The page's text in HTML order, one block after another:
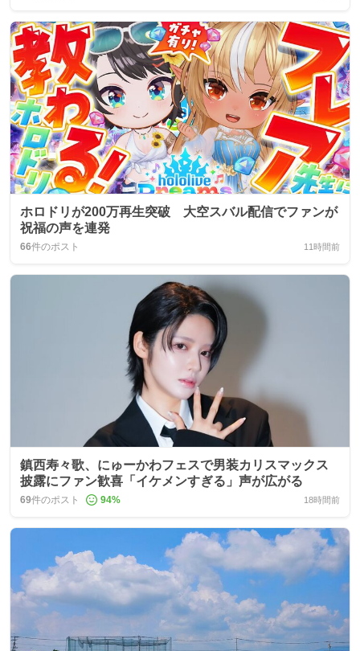
ホロドリが200万再生突破 大空スバル配信でファンが
祝福の声を連発
66件のポスト 11時間前
鎮西寿々歌、にゅーかわフェスで男装カリスマックス
披露にファン歓喜「イケメンすぎる」声が広がる
69件のポスト 94% 18時間前